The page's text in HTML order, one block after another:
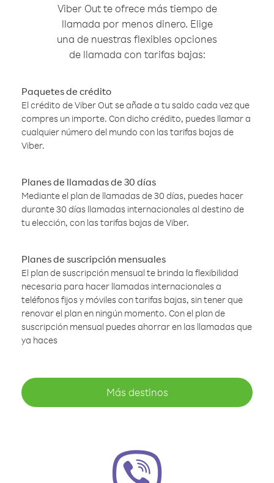
Viber Out te ofrece más tiempo de
llamada por menos dinero. Elige
una de nuestras flexibles opciones
de llamada con tarifas bajas:
Paquetes de crédito
El crédito de Viber Out se añade a tu saldo cada vez que
compres un importe. Con dicho crédito, puedes llamar a
cualquier número del mundo con las tarifas bajas de
Viber.
Planes de llamadas de 30 días
Mediante el plan de llamadas de 30 días, puedes hacer
durante 30 días llamadas internacionales al destino de
tu elección, con las tarifas bajas de Viber.
Planes de suscripción mensuales
El plan de suscripción mensual te brinda la flexibilidad
necesaria para hacer llamadas internacionales a
teléfonos fijos y móviles con tarifas bajas, sin tener que
renovar el plan en ningún momento. Con el plan de
suscripción mensual puedes ahorrar en las llamadas que
ya haces
Más destinos